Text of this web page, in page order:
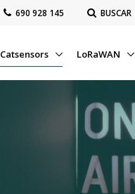
‭690 928 145‬ BUSCAR
Catsensors LoRaWAN